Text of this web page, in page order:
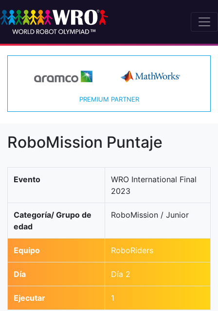
PREMIUM PARTNER
RoboMission Puntaje
Evento
WRO International Final
2023
Categoría/ Grupo de
edad
RoboMission / Junior
Equipo RoboRiders
Día Día 2
Ejecutar 1